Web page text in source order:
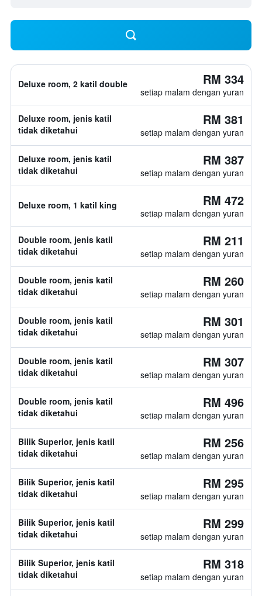
Deluxe room, 2 katil double RM 334
setiap malam dengan yuran
Deluxe room, jenis katil
tidak diketahui
RM 381
setiap malam dengan yuran
Deluxe room, jenis katil
tidak diketahui
RM 387
setiap malam dengan yuran
Deluxe room, 1 katil king RM 472
setiap malam dengan yuran
Double room, jenis katil
tidak diketahui
RM 211
setiap malam dengan yuran
Double room, jenis katil
tidak diketahui
RM 260
setiap malam dengan yuran
Double room, jenis katil
tidak diketahui
RM 301
setiap malam dengan yuran
Double room, jenis katil
tidak diketahui
RM 307
setiap malam dengan yuran
Double room, jenis katil
tidak diketahui
RM 496
setiap malam dengan yuran
Bilik Superior, jenis katil
tidak diketahui
RM 256
setiap malam dengan yuran
Bilik Superior, jenis katil
tidak diketahui
RM 295
setiap malam dengan yuran
Bilik Superior, jenis katil
tidak diketahui
RM 299
setiap malam dengan yuran
Bilik Superior, jenis katil
tidak diketahui
RM 318
setiap malam dengan yuran